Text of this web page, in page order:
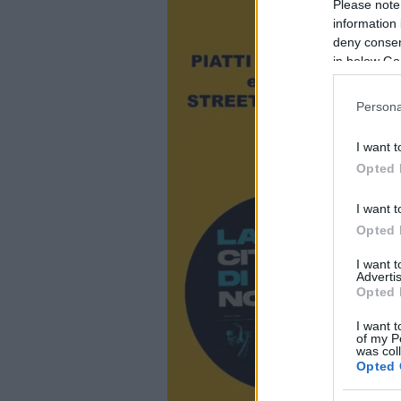
Please
information
deny
in below
I want
Opted
I want
Opted
I want
Opted
I want
of my
was
Opted